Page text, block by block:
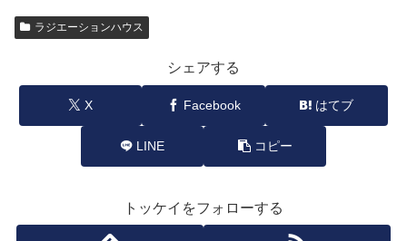
ラジエーションハウス
シェアする
X Facebook はてブ
LINE コピー
トッケイをフォローする